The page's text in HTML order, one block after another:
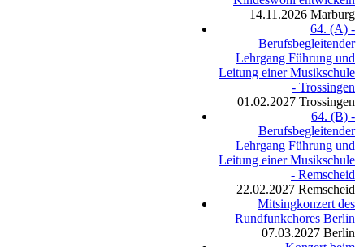
14.11.2026 Marburg
64. (A) -
Berufsbegleitender
Lehrgang Führung und
Leitung einer Musikschule
- Trossingen
01.02.2027 Trossingen
64. (B) -
Berufsbegleitender
Lehrgang Führung und
Leitung einer Musikschule
- Remscheid
22.02.2027 Remscheid
Mitsingkonzert des
Rundfunkchores Berlin
07.03.2027 Berlin